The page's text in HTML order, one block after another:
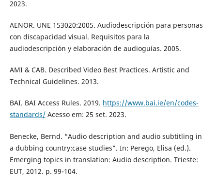
2023.
AENOR. UNE 153020:2005. Audiodescripción para personas
con discapacidad visual. Requisitos para la
audiodescripción y elaboración de audioguías. 2005.
AMI & CAB. Described Video Best Practices. Artistic and
Technical Guidelines. 2013.
BAI. BAI Access Rules. 2019. https://www.bai.ie/en/codes-
standards/Acesso em: 25 set. 2023.
Benecke, Bernd. “Audio description and audio subtitling in
a dubbing country:case studies”. In: Perego, Elisa (ed.).
Emerging topics in translation: Audio description. Trieste:
EUT, 2012. p. 99-104.